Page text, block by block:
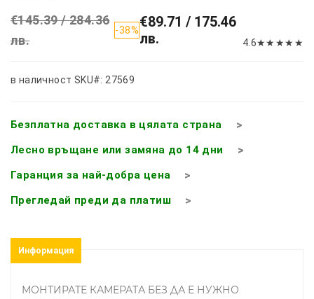
€145.39 / 284.36
лв.
-38%€89.71 / 175.46
лв.
4.6★★ ★★ ★
в наличност SKU#: 27569
Безплатна доставка в цялата страна
Лесно връщане или замяна до 14 дни
Гаранция за най-добра цена
Прегледай преди да платиш
Информация
МОНТИРАТЕ КАМЕРАТА БЕЗ ДА Е НУЖНО